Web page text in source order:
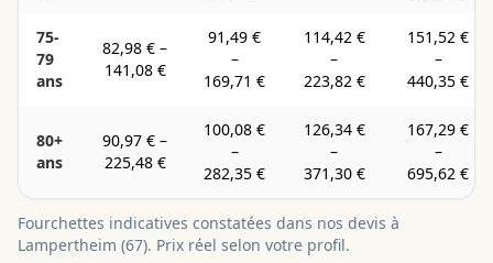
75-
79
ans
82,98 € –
141,08 €
91,49 €
–
169,71 €
114,42 €
–
223,82 €
151,52 €
–
440,35 €
80+
ans
90,97 € –
225,48 €
100,08 €
–
282,35 €
126,34 €
–
371,30 €
167,29 €
–
695,62 €
Fourchettes indicatives constatées dans nos devis à
Lampertheim (67). Prix réel selon votre profil.